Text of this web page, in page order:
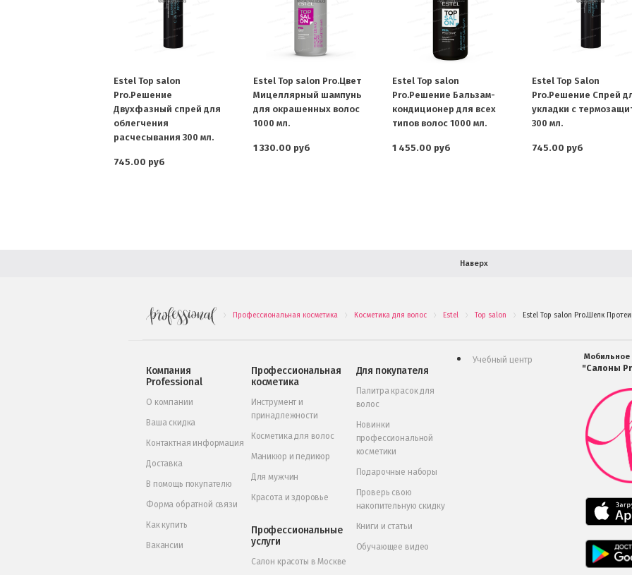
Estel Top salon
Pro.Решение
Двухфазный спрей для
облегчения
расчесывания 300 мл.
745.00 руб
Estel Top salon Pro.Цвет
Мицеллярный шампунь
для окрашенных волос
1000 мл.
1 330.00 руб
Estel Top salon
Pro.Решение Бальзам-
кондиционер для всех
типов волос 1000 мл.
1 455.00 руб
Estel Top Salon
Pro.Решение Спрей
укладки с
300 мл.
745.00 руб
Наверх
Профессиональная косметика Косметика для волос Estel Top salon Estel Top salon Pro.Шелк
Компания
Professional
О компании
Ваша скидка
Контактная информация
Доставка
В помощь покупателю
Форма обратной связи
Как купить
Вакансии
Профессиональная
косметика
Инструмент и
принадлежности
Косметика для волос
Маникюр и педикюр
Для мужчин
Красота и здоровье
Профессиональные
услуги
Салон красоты в Москве
Для покупателя
Палитра красок для
волос
Новинки
профессиональной
косметики
Подарочные наборы
Проверь свою
накопительную скидку
Книги и статьи
Обучающее видео
Учебный центр Мобильное
"Салоны